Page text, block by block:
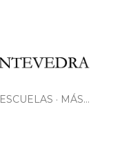
ESCUELAS MÁS…